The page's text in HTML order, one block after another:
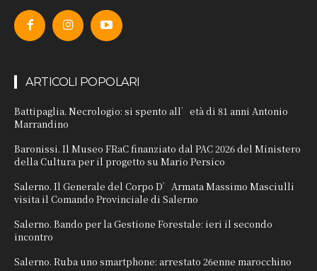
ARTICOLI POPOLARI
Battipaglia. Necrologio: si spento all’età di 81 anni Antonio
Marrandino
Baronissi. Il Museo FRaC finanziato dal PAC 2026 del Ministero
della Cultura per il progetto su Mario Persico
Salerno. Il Generale del Corpo D’Armata Massimo Masciulli
visita il Comando Provinciale di Salerno
Salerno. Bando per la Gestione Forestale: ieri il secondo
incontro
Salerno. Ruba uno smartphone: arrestato 26enne marocchino